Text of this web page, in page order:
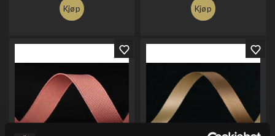
Kjøp Kjøp